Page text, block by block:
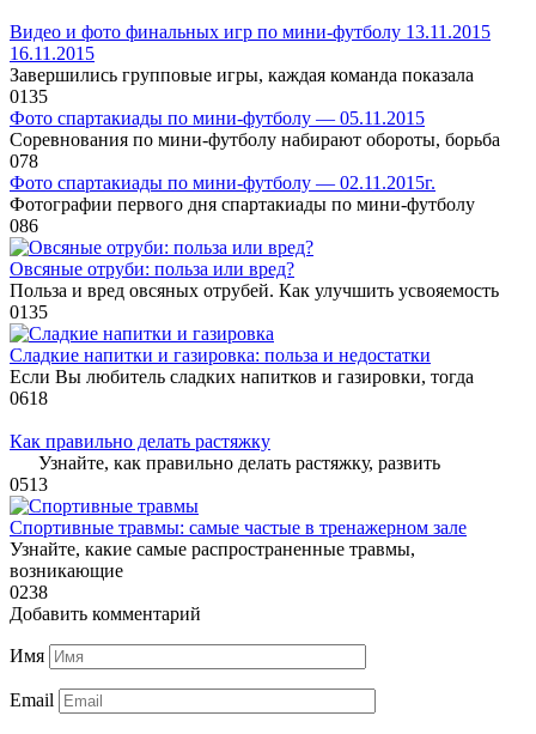
Видео и фото финальных игр по мини-футболу 13.11.2015
16.11.2015
Завершились групповые игры, каждая команда показала
0135
Фото спартакиады по мини-футболу — 05.11.2015
Соревнования по мини-футболу набирают обороты, борьба
078
Фото спартакиады по мини-футболу — 02.11.2015г.
Фотографии первого дня спартакиады по мини-футболу
086
Овсяные отруби: польза или вред?
Польза и вред овсяных отрубей. Как улучшить усвояемость
0135
Сладкие напитки и газировка: польза и недостатки
Если Вы любитель сладких напитков и газировки, тогда
0618
Как правильно делать растяжку
Узнайте, как правильно делать растяжку, развить
0513
Спортивные травмы: самые частые в тренажерном зале
Узнайте, какие самые распространенные травмы,
возникающие
0238
Добавить комментарий
Имя
Email